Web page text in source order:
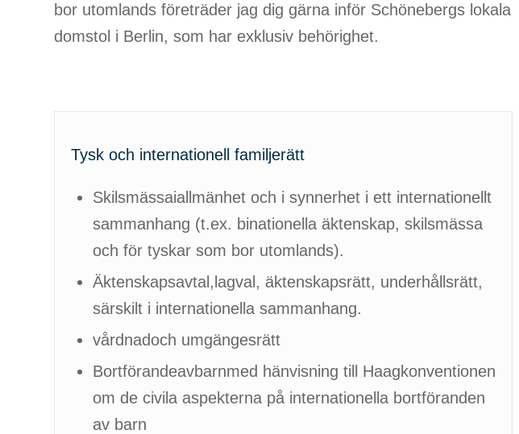
bor utomlands företräder jag dig gärna inför Schönebergs lokala
domstol i Berlin, som har exklusiv behörighet.
Tysk och internationell familjerätt
Skilsmässaiallmänhet och i synnerhet i ett internationellt
sammanhang (t.ex. binationella äktenskap, skilsmässa
och för tyskar som bor utomlands).
Äktenskapsavtal,lagval, äktenskapsrätt, underhållsrätt,
särskilt i internationella sammanhang.
vårdnadoch umgängesrätt
Bortförandeavbarnmed hänvisning till Haagkonventionen
om de civila aspekterna på internationella bortföranden
av barn